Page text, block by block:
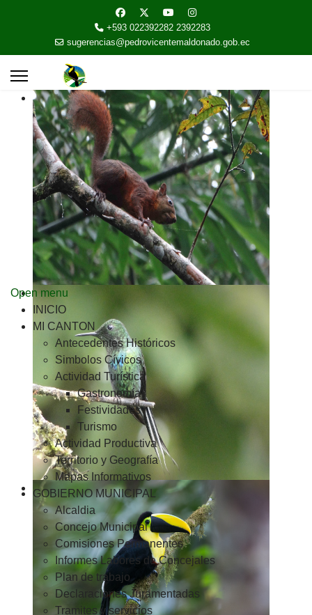
+593 022392282 2392283
sugerencias@pedrovicentemaldonado.gob.ec
Open menu
INICIO
MI CANTON
Antecedentes Históricos
Simbolos Cívicos
Actividad Turística
Gastronomía
Festividades
Turismo
Actividad Productiva
Territorio y Geografía
Mapas Informativos
GOBIERNO MUNICIPAL
Alcaldia
Concejo Municipal
Comisiones Permanentes
Informes Labores de Concejales
Plan de trabajo
Declaraciones Juramentadas
Tramites y servicios